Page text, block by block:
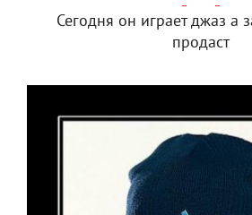
Сегодня он играет джаз а
продаст